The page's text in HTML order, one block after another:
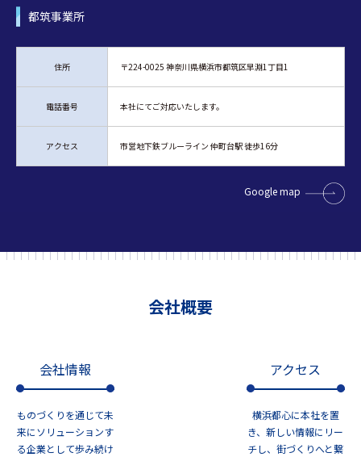
都筑事業所
住所 〒224-0025 神奈川県横浜市都筑区早淵1丁目1
電話番号 本社にてご対応いたします。
アクセス 市営地下鉄ブルーライン 仲町台駅 徒歩16分
Google map
会社概要
会社情報
ものづくりを通じて未
来にソリューションす
る企業として歩み続け
アクセス
横浜都心に本社を置
き、新しい情報にリー
チし、街づくりへと繋